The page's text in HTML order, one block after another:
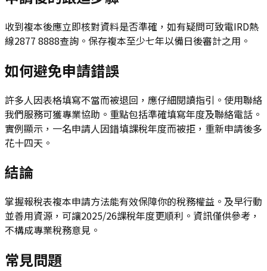
收到複本後應立即核對資料是否準確，如有疑問可致電IRD熱
線2877 8888查詢。保存複本至少七年以備日後審計之用。
如何避免申請錯誤
許多人因表格填寫不當而被退回，應仔細閱讀指引。使用聯絡
我們服務可獲專業協助。重點包括準確填寫年度及聯絡電話。
實例顯示，一名申請人因錯填課稅年度而被拒，重新申請後多
花十四天。
結論
掌握報稅表複本申請方法能有效保障你的稅務權益。及早行動
並善用資源，可讓2025/26課稅年度更順利。資訊僅供參考，
不構成專業稅務意見。
常見問題